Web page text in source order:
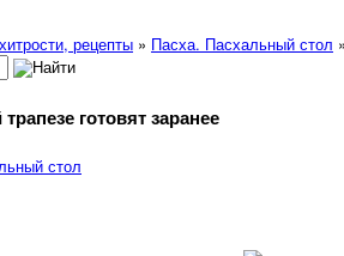
рецепты » Пасха. Пасхальный стол
готовят заранее
стол